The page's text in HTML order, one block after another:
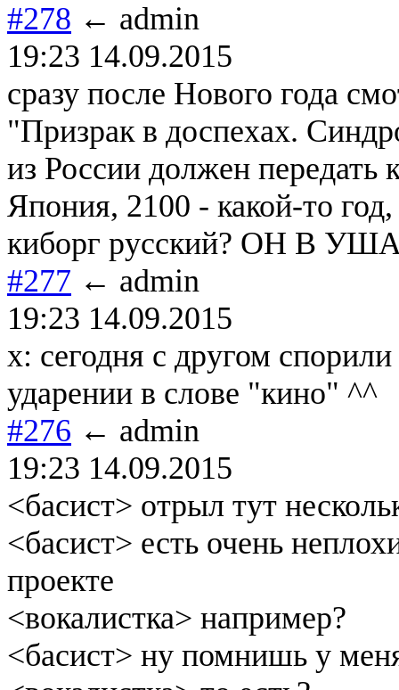
#278 ← admin
19:23 14.09.2015
сразу после Нового года
"Призрак в доспехах.
из России должен
Япония, 2100 - какой-то
киборг русский? ОН В
#277 ← admin
19:23 14.09.2015
x: сегодня с другом
ударении в слове "кино" ^^
#276 ← admin
19:23 14.09.2015
<басист> отрыл тут
<басист> есть очень
проекте
<вокалистка> например?
<басист> ну помнишь у